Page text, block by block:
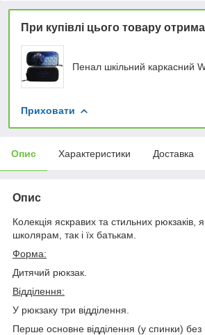
При купівлі цього товару
Пенал шкільний каркасний
Приховати
Опис Характеристики Доставка
Опис
Колекція яскравих та стильних рюкзаків,
школярам, так і їх батькам.
Форма:
Дитячий рюкзак.
Відділення:
У рюкзаку три відділення.
Перше основне відділення (у спинки) без